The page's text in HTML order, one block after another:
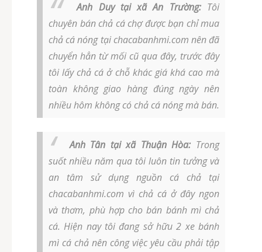
Anh Duy tại xã An Trường:Tôi
chuyên bán chả cá chợ được bạn chỉ mua
chả cá nóng tại chacabanhmi.com nên đã
chuyển hẳn từ mối cũ qua đây, trước đây
tôi lấy chả cá ở chỗ khác giá khá cao mà
toàn không giao hàng đúng ngày nên
nhiều hôm không có chả cá nóng mà bán.
Anh Tân tại xã Thuận Hòa: Trong
suốt nhiều năm qua tôi luôn tin tưởng và
an tâm sử dụng nguồn cá chả tại
chacabanhmi.com vì chả cá ở đây ngon
và thơm, phù hợp cho bán bánh mì chả
cá. Hiện nay tôi đang sở hữu 2 xe bánh
mì cá chả nên công việc yêu cầu phải tập